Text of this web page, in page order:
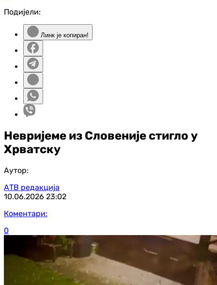
Подијели:
Линк је копиран!
Невријеме из Словеније стигло у
Хрватску
Аутор:
АТВ редакција
10.06.2026 23:02
Коментари:
0